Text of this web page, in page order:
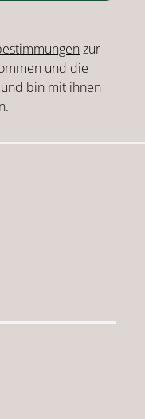
zur
und die
bin mit ihnen